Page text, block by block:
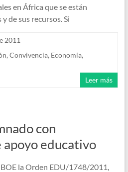
en África que se están
de sus recursos. Si
2011
, Convivencia, Economía,
Leer más
con
apoyo educativo
la Orden EDU/1748/2011,